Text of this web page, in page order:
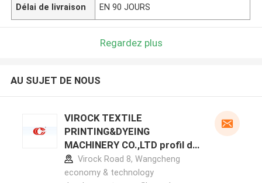
Délai de livraison EN 90 JOURS
Regardez plus
AU SUJET DE NOUS
VIROCK TEXTILE
PRINTING&DYEING
MACHINERY CO.,LTD profil du
fabricant
Virock Road 8, Wangcheng
economy & technology